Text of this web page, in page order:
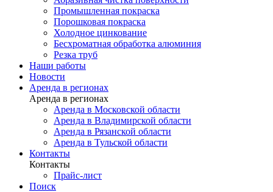
Промышленная покраска
Порошковая покраска
Холодное цинкование
Бесхроматная обработка алюминия
Резка труб
Наши работы
Новости
Аренда в регионах
Аренда в регионах
Аренда в Московской области
Аренда в Владимирской области
Аренда в Рязанской области
Аренда в Тульской области
Контакты
Контакты
Прайс-лист
Поиск